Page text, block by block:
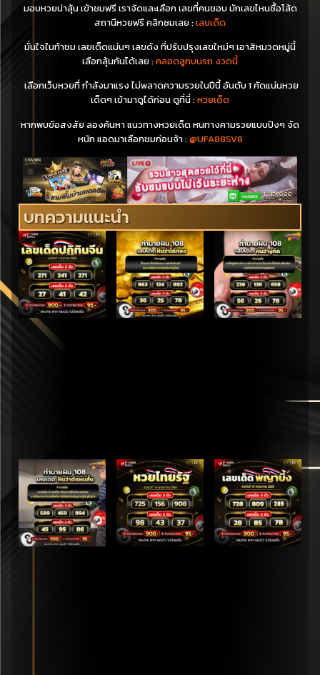
มอบหวยน่าลุ้น เข้าชมฟรี เราจัดและเลือก เลขที่คนชอบ มักเลขไหนซื้อโล้ด
สถานีหวยฟรี คลิกชมเลย :เลขเด็ด
มั่นใจในท้าชม เลขเด็ดแม่นๆ เลขดัง ที่ปรับปรุงเลขใหม่ๆ เอาสิหมวดหมู่นี้
เลือกลุ้นกันได้เลย :คลอดลูกบนรถ งวดนี้
เลือกเว็บหวยที่ กำลังมาแรง ไม่พลาดความรวยในปีนี้ อันดับ 1 คัดแน่นหวย
เด็ดๆ เข้ามาดูได้ก่อน ดูที่นี่ :หวยเด็ด
หากพบข้อสงสัย ลองค้นหา แนวทางหวยเด็ด หนทางคามรวยแบบปังๆ จัด
หนัก แอดมาเลือกชมก่อนจ้า :@UFA88SV8
บทความแนะนำ